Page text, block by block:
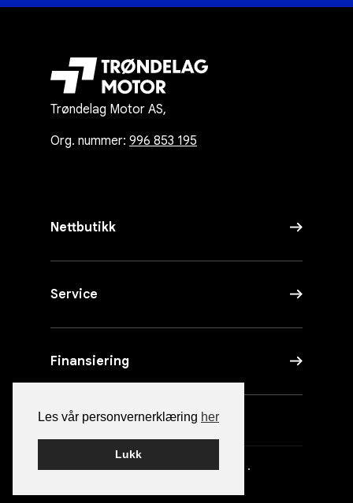
Les vår personvernerklæring her
Lukk
Trøndelag Motor AS,
Org. nummer: 996 853 195
Nettbutikk
Service
Finansiering
Nettside avSmart Media AS
·